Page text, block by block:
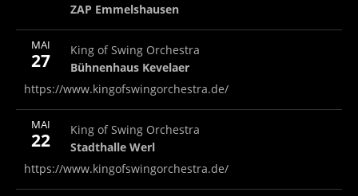
ZAP Emmelshausen
MAI
27
King of Swing Orchestra
Bühnenhaus Kevelaer
Bühnenhaus Kevelaer Bühnenhaus Kevelaer
Note
https://www.kingofswingorchestra.de/
More
MAI
22
King of Swing Orchestra
Stadthalle Werl
Stadthalle Werl Stadthalle Werl
Note
https://www.kingofswingorchestra.de/
More